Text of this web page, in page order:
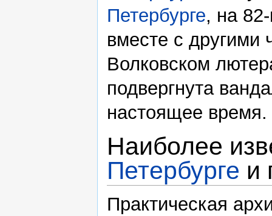
Петербурге, на
вместе с другими
Волковском
подвергнута
настоящее время.
Наиболее
Петербурге и
Практическая